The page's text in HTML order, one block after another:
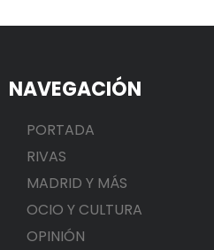
NAVEGACIÓN
PORTADA
RIVAS
MADRID Y MÁS
OCIO Y CULTURA
OPINIÓN